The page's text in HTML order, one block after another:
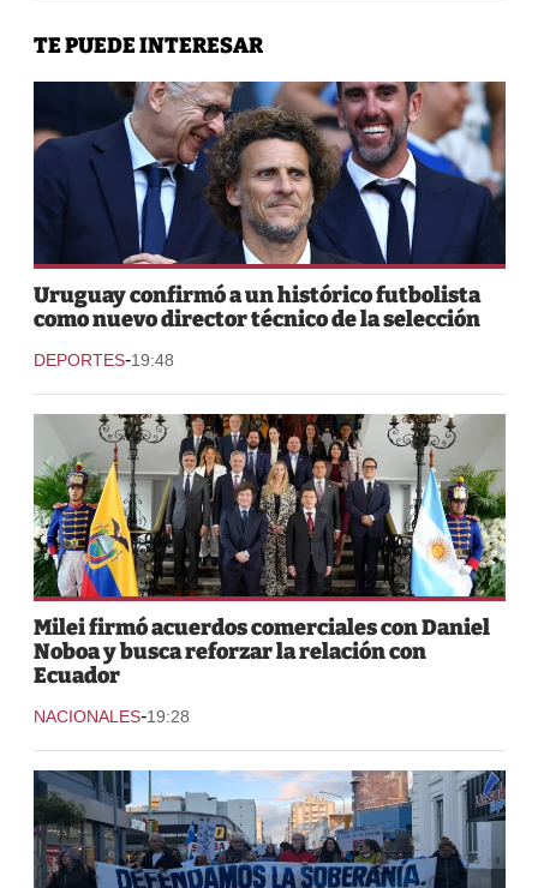
TE PUEDE INTERESAR
Uruguay confirmó a un histórico futbolista
como nuevo director técnico de la selección
DEPORTES-19:48
Milei firmó acuerdos comerciales con Daniel
Noboa y busca reforzar la relación con
Ecuador
NACIONALES-19:28